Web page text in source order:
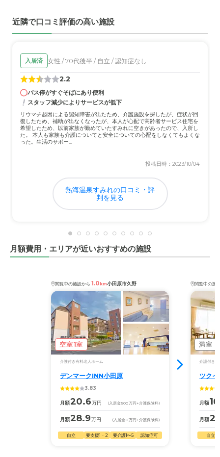
点滴はしない」と拒否された。 慌てて退所させ病院に連
れて行ったら、そこの医師が絶句していた。
人としての血が通っていないと思う。その人の状態を見て
介護しているとはいえない。 固形食が食べられなくなっ
たのに関わらず固形食を出し続け、食べられなくても放置
し、衰弱させた。 我が家だけでなく、知人の家の方も同
じ目にあっていた。
外観・内装・居室・設備について
見た目は綺麗で豪華。清潔感はある。ただ、金額や見た目
介護医療サービスについて
医師がいるといっても名ばかり。明らかに脱水症状なのに
点滴もせず、放置。補助金目当てとしか思えない。
ては静かで良い環境だとは思う。
スタッフの質から考えたら全く納得できない価格。まとも
なのは雇われの施設長だけだった。
近隣で口コミ評価の高い施設
入居済 女性 / 70代後半 / 自立 / 認知症なし
2.2
バス停がすぐそばにあり便利
スタッフ減少によりサービスが低下
リウマチ起因による認知障害が出たため、介護施設を探したが、症状が回
復したため、補助が出なくなったが、本人が心配で高齢者サービス住宅を
希望したため、以前家族が勤めていたすみれに空きがあったので、入所し
た。 本人も家族も介護についてと安全についての心配をしなくてもよくな
った。生活のサポー...
投稿日時：2023/10/04
熱海温泉すみれの口コミ・評
判を見る
月額費用・エリアが近いおすすめの施設
閲覧中の施設から 1.0km小田原市久野
空室1室
介護付き有料老人ホーム
デンマークINN小田原
3.83
月額20.6万円 (入居金500万円 +介護保険料)
月額28.9万円 (入居金0万円 +介護保険料)
自立 要支援1・2 要介護1〜5 認知症可
閲覧中の施
満室
介護付き有
ツク
月額
月額
自立